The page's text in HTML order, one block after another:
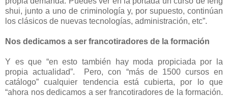
shui, junto a uno de criminología y, por supuesto, continúan
los clásicos de nuevas tecnologías, administración, etc”.
Nos dedicamos a ser francotiradores de la formación
Y es que “en esto también hay moda propiciada por la
propia actualidad”. Pero, con “más de 1500 cursos en
catálogo” cualquier tendencia está cubierta, por lo que
“ahora nos dedicamos a ser francotiradores de la formación.